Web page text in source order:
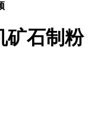
矿石制粉